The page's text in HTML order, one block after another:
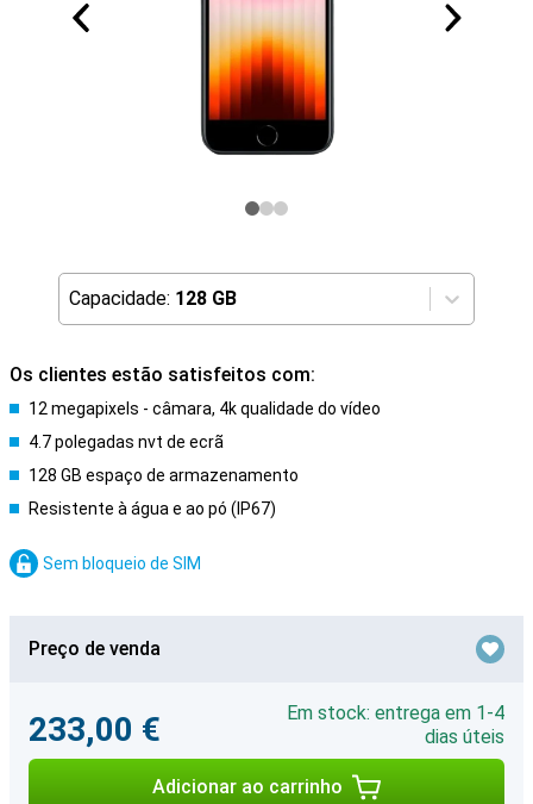
Capacidade: 128 GB
Os clientes estão satisfeitos com:
12 megapixels - câmara, 4k qualidade do vídeo
4.7 polegadas nvt de ecrã
128 GB espaço de armazenamento
Resistente à água e ao pó (IP67)
Sem bloqueio de SIM
Preço de venda
233,00 €
Em stock: entrega em 1-4
dias úteis
Adicionar ao carrinho